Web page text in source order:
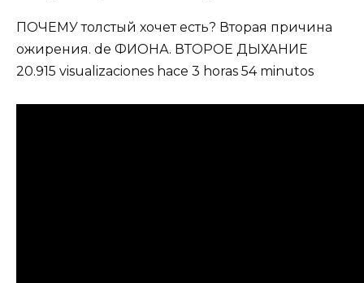
ПОЧЕМУ толстый хочет есть? Вторая причина
ожирения. de ФИОНА. ВТОРОЕ ДЫХАНИЕ
20.915 visualizaciones hace 3 horas 54 minutos